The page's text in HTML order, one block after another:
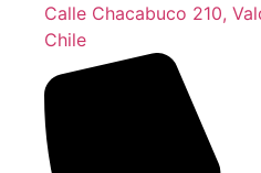
Calle Chacabuco 210,
Chile